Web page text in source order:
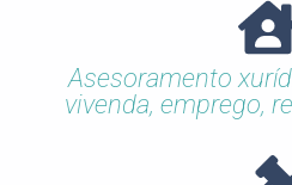
Asesoramento
vivenda, emprego,